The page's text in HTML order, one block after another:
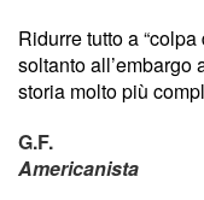
Ridurre tutto a
soltanto
storia molto più
G.F.
Americanista